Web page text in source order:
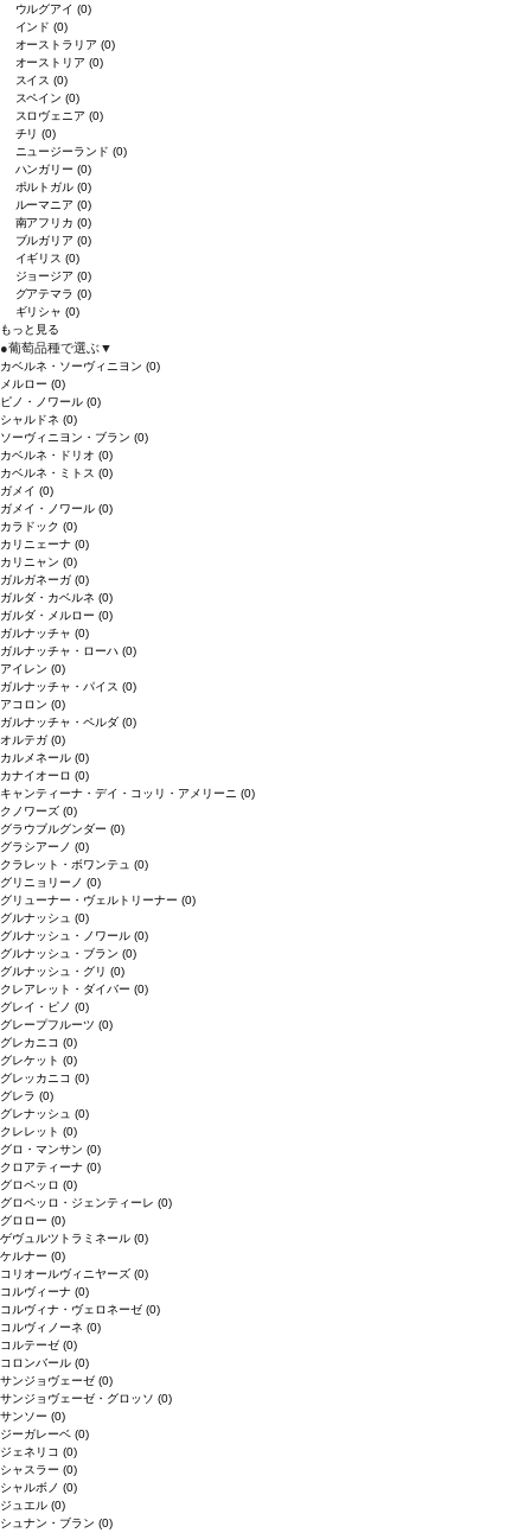
ウルグアイ(0)
インド(0)
オーストラリア(0)
オーストリア(0)
スイス(0)
スペイン(0)
スロヴェニア(0)
チリ(0)
ニュージーランド(0)
ハンガリー(0)
ポルトガル(0)
ルーマニア(0)
南アフリカ(0)
ブルガリア(0)
イギリス(0)
ジョージア(0)
グアテマラ(0)
ギリシャ(0)
もっと見る
●葡萄品種で選ぶ▼
カベルネ・ソーヴィニヨン (0)
メルロー (0)
ピノ・ノワール (0)
シャルドネ (0)
ソーヴィニヨン・ブラン (0)
カベルネ・ドリオ (0)
カベルネ・ミトス (0)
ガメイ (0)
ガメイ・ノワール (0)
カラドック (0)
カリニェーナ (0)
カリニャン (0)
ガルガネーガ (0)
ガルダ・カベルネ (0)
ガルダ・メルロー (0)
ガルナッチャ (0)
ガルナッチャ・ローハ (0)
アイレン (0)
ガルナッチャ・パイス (0)
アコロン (0)
ガルナッチャ・ペルダ (0)
オルテガ (0)
カルメネール (0)
カナイオーロ (0)
キャンティーナ・デイ・コッリ・アメリーニ (0)
クノワーズ (0)
グラウブルグンダー (0)
グラシアーノ (0)
クラレット・ボワンテュ (0)
グリニョリーノ (0)
グリューナー・ヴェルトリーナー (0)
グルナッシュ (0)
グルナッシュ・ノワール (0)
グルナッシュ・ブラン (0)
グルナッシュ・グリ (0)
クレアレット・ダイバー (0)
グレイ・ピノ (0)
グレープフルーツ (0)
グレカニコ (0)
グレケット (0)
グレッカニコ (0)
グレラ (0)
グレナッシュ (0)
クレレット (0)
グロ・マンサン (0)
クロアティーナ (0)
グロペッロ (0)
グロペッロ・ジェンティーレ (0)
グロロー (0)
ゲヴュルツトラミネール (0)
ケルナー (0)
コリオールヴィニヤーズ (0)
コルヴィーナ (0)
コルヴィナ・ヴェロネーゼ (0)
コルヴィノーネ (0)
コルテーゼ (0)
コロンバール (0)
サンジョヴェーゼ (0)
サンジョヴェーゼ・グロッソ (0)
サンソー (0)
ジーガレーベ (0)
ジェネリコ (0)
シャスラー (0)
シャルボノ (0)
ジュエル (0)
シュナン・ブラン (0)